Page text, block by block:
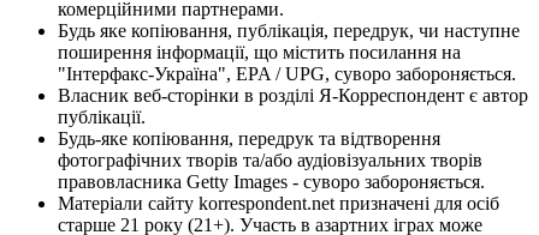
комерційними партнерами.
Будь яке копіювання, публікація, передрук, чи наступне
поширення інформації, що містить посилання на
"Інтерфакс-Україна", EPA / UPG, суворо забороняється.
Власник веб-сторінки в розділі Я-Корреспондент є автор
публікації.
Будь-яке копіювання, передрук та відтворення
фотографічних творів та/або аудіовізуальних творів
правовласника Getty Images - суворо забороняється.
Матеріали сайту korrespondent.net призначені для осіб
старше 21 року (21+). Участь в азартних іграх може